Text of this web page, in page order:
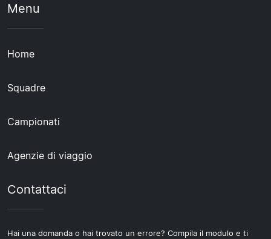
Menu
Home
Squadre
Campionati
Agenzie di viaggio
Contattaci
Hai una domanda o hai trovato un errore? Compila il modulo e ti